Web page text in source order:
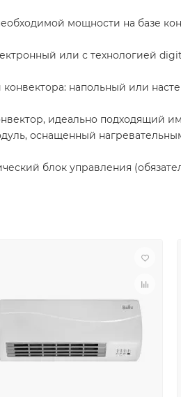
мощности на базе
или с технологией
напольный или
идеально подходящий
оснащенный
блок управления